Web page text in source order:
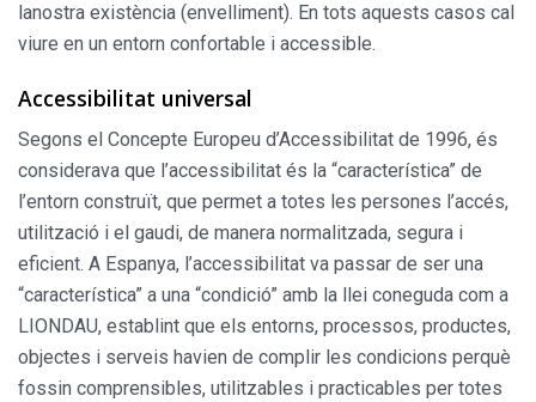
lanostra existència (envelliment). En tots aquests casos cal
viure en un entorn confortable i accessible.
Accessibilitat universal
Segons el Concepte Europeu d’Accessibilitat de 1996, és
considerava que l’accessibilitat és la “característica” de
l’entorn construït, que permet a totes les persones l’accés,
utilització i el gaudi, de manera normalitzada, segura i
eficient. A Espanya, l’accessibilitat va passar de ser una
“característica” a una “condició” amb la llei coneguda com a
LIONDAU, establint que els entorns, processos, productes,
objectes i serveis havien de complir les condicions perquè
fossin comprensibles, utilitzables i practicables per totes